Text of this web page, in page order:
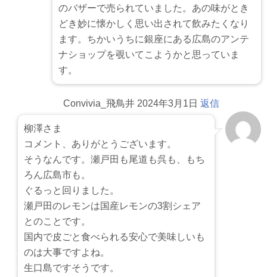
のバザーで売られていました。あの味がとき
どき妙に懐かしく思い出されて飲みたくなり
ます。ちかいうちに銀座にある広島のアンテ
ナショップを覗いてこようかと思っていま
す。
Convivia_飛鳥井 2024年3月1日 返信
柳澤さま
コメント、ありがとうございます。
そうなんです。瀬戸田も尾道も呉も、もち
ろん広島市も。
ぐるっと回りました。
瀬戸田のレモンは国産レモンの3割シェア
とのことです。
国内で皮ごと食べられる安心で美味しいも
のは大事ですよね。
生口島ですそうです。